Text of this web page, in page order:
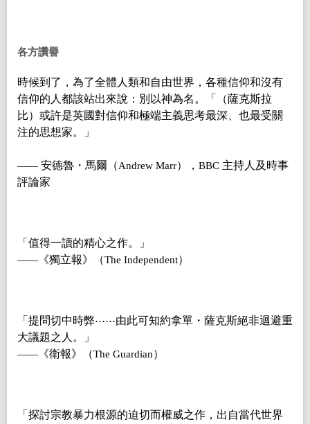
各方讚譽
時候到了，為了全體人類和自由世界，各種信仰和沒有
信仰的人都該站出來說：別以神為名。「（薩克斯拉
比）或許是英國對信仰和極端主義思考最深、也最受關
注的思想家。」
—— 安德魯・馬爾（Andrew Marr）， BBC 主持人及時事
評論家
「值得一讀的精心之作。」
—— 《獨立報》（The Independent）
「提問切中時弊⋯⋯由此可知約拿單・薩克斯絕非迴避重
大議題之人。」
—— 《衛報》（The Guardian）
「探討宗教暴力根源的迫切而權威之作，出自當代世界